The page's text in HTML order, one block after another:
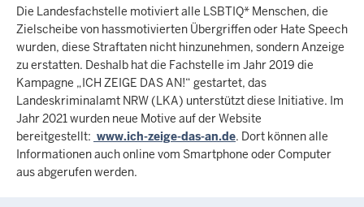
Die Landesfachstelle motiviert alle LSBTIQ* Menschen, die
Zielscheibe von hassmotivierten Übergriffen oder Hate Speech
wurden, diese Straftaten nicht hinzunehmen, sondern Anzeige
zu erstatten. Deshalb hat die Fachstelle im Jahr 2019 die
Kampagne „ICH ZEIGE DAS AN!“ gestartet, das
Landeskriminalamt NRW (LKA) unterstützt diese Initiative. Im
Jahr 2021 wurden neue Motive auf der Website
bereitgestellt: www.ich-zeige-das-an.de. Dort können alle
Informationen auch online vom Smartphone oder Computer
aus abgerufen werden.